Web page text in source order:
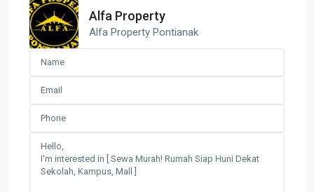
Alfa Property
Alfa Property Pontianak